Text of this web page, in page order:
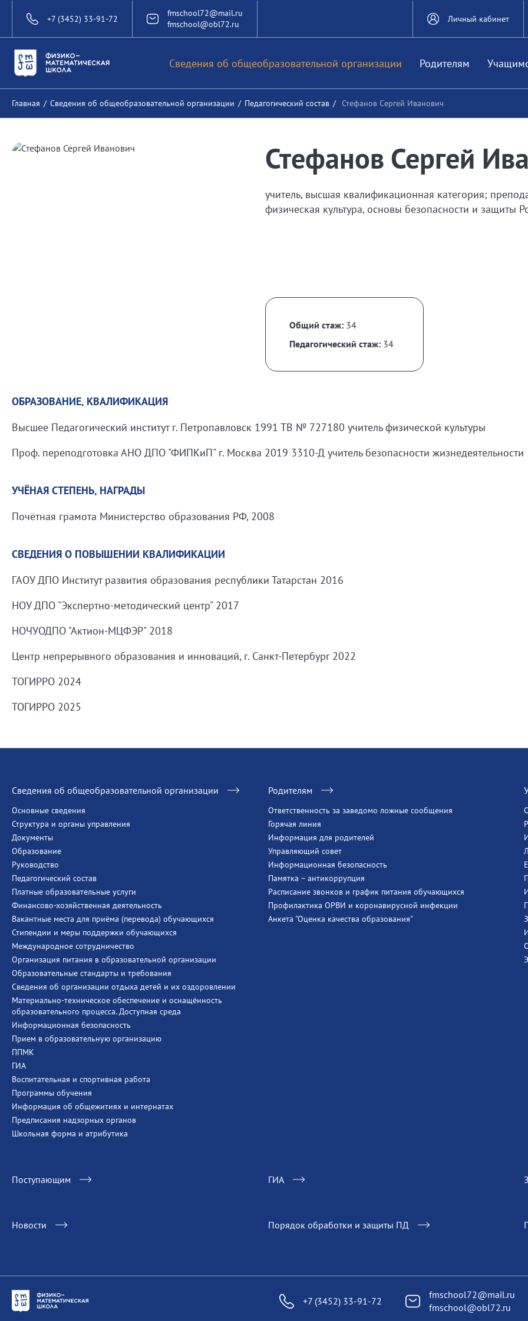
+7 (3452) 33-91-72
fmschool72@mail.ru
fmschool@obl72.ru
Личный кабинет
Сведения об общеобразовательной организации Родителям
Главная / Сведения об общеобразовательной организации / Педагогический состав / Стефанов Сергей Иванович
Стефанов Сергей
учитель, высшая квалификационная категория;
физическая культура, основы безопасности и защиты
Общий стаж: 34
Педагогический стаж: 34
ОБРАЗОВАНИЕ, КВАЛИФИКАЦИЯ
Высшее Педагогический институт г. Петропавловск 1991 ТВ № 727180 учитель физической культуры
Проф. переподготовка АНО ДПО "ФИПКиП" г. Москва 2019 3310-Д учитель безопасности жизнедеятельности
УЧЁНАЯ СТЕПЕНЬ, НАГРАДЫ
Почётная грамота Министерство образования РФ, 2008
СВЕДЕНИЯ О ПОВЫШЕНИИ КВАЛИФИКАЦИИ
ГАОУ ДПО Институт развития образования республики Татарстан 2016
НОУ ДПО "Экспертно-методический центр" 2017
НОЧУОДПО "Актион-МЦФЭР" 2018
Центр непрерывного образования и инноваций, г. Санкт-Петербург 2022
ТОГИРРО 2024
ТОГИРРО 2025
Сведения об общеобразовательной организации
Основные сведения
Структура и органы управления
Документы
Образование
Руководство
Педагогический состав
Платные образовательные услуги
Финансово-хозяйственная деятельность
Вакантные места для приёма (перевода) обучающихся
Стипендии и меры поддержки обучающихся
Международное сотрудничество
Организация питания в образовательной организации
Образовательные стандарты и требования
Сведения об организации отдыха детей и их оздоровлении
Материально-техническое обеспечение и оснащённость
образовательного процесса. Доступная среда
Информационная безопасность
Прием в образовательную организацию
ППМК
ГИА
Воспитательная и спортивная работа
Программы обучения
Информация об общежитиях и интернатах
Предписания надзорных органов
Школьная форма и атрибутика
Родителям
Ответственность за заведомо ложные сообщения
Горячая линия
Информация для родителей
Управляющий совет
Информационная безопасность
Памятка – антикоррупция
Расписание звонков и график питания обучающихся
Профилактика ОРВИ и коронавирусной инфекции
Анкета "Оценка качества образования"
Поступающим ГИА
Новости Порядок обработки и защиты ПД
+7 (3452) 33-91-72
fmschool72@mail.ru
fmschool@obl72.ru